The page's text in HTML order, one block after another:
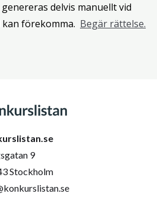
delvis manuellt vid
förekomma. Begär rättelse.
9
Stockholm